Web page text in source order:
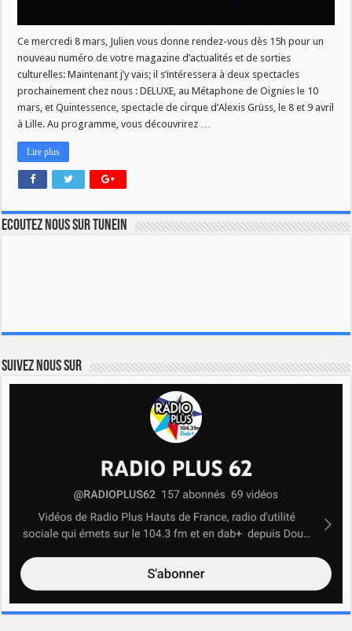
Ce mercredi 8 mars, Julien vous donne rendez-vous dès 15h pour un
nouveau numéro de votre magazine d’actualités et de sorties
culturelles: Maintenant j’y vais; il s’intéressera à deux spectacles
prochainement chez nous : DELUXE, au Métaphone de Oignies le 10
mars, et Quintessence, spectacle de cirque d’Alexis Grüss, le 8 et 9 avril
à Lille. Au programme, vous découvrirez …
Lire plus
Ecoutez nous sur TuneIn
Suivez nous sur